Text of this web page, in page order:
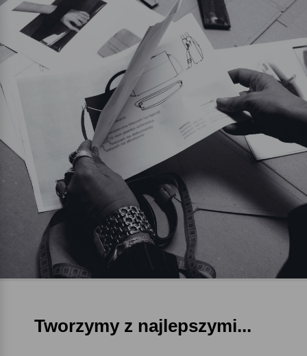
Tworzymy z najlepszymi...